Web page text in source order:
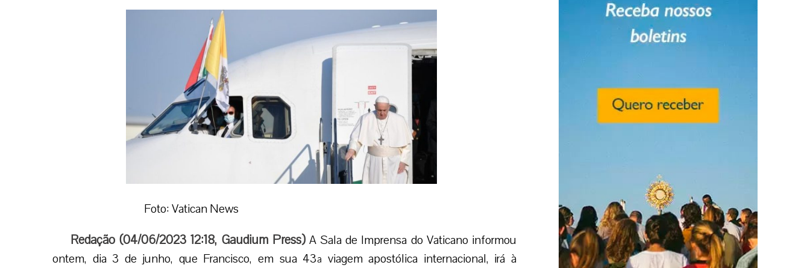
Foto: Vatican News
Redação (04/06/2023 12:18, Gaudium Press)A Sala de Imprensa do Vaticano informou
ontem, dia 3 de junho, que Francisco, em sua 43ª viagem apostólica internacional, irá à